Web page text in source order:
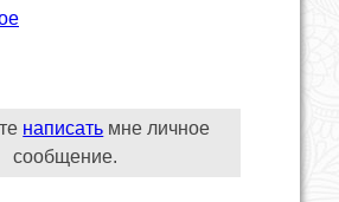
написать мне личное
сообщение.